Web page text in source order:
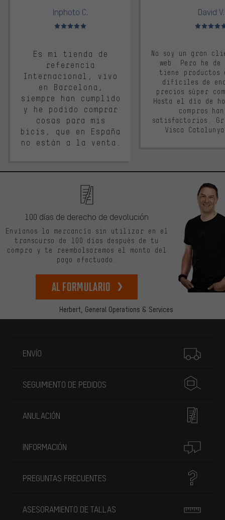
Inphoto C.
Valoración media: 5 de 5
Es mi tienda de
referencia
Internacional, vivo
en Barcelona,
siempre han cumplido
y he podido comprar
cosas para mis
bicis, que en España
no están a la venta.
David V.
Valoración
No soy un gran
web. Pero he
tiene productos
difíciles de
precios súper
Hasta el día de
compras
satisfactorios.
Visca
Herbert, General Operations & Services
100 días de derecho de devolución
Envíanos la mercancía sin utilizar en el
transcurso de 100 días después de tu
compra y te reembolsaremos el monto del
pago efectuado.
Al formulario
ENVÍO
SEGUIMIENTO DE PEDIDOS
ANULACIÓN
INFORMACIÓN
PREGUNTAS FRECUENTES
ASESORAMIENTO DE TALLAS